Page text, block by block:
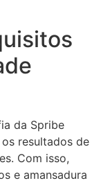
da Spribe
resultados de
Com isso,
e amansadura